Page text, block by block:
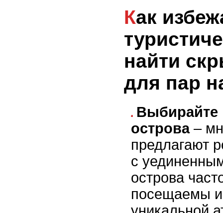
Как избежать
найти
для пар
Выбирайте
острова–
предлагают
с
острова
посещаемы